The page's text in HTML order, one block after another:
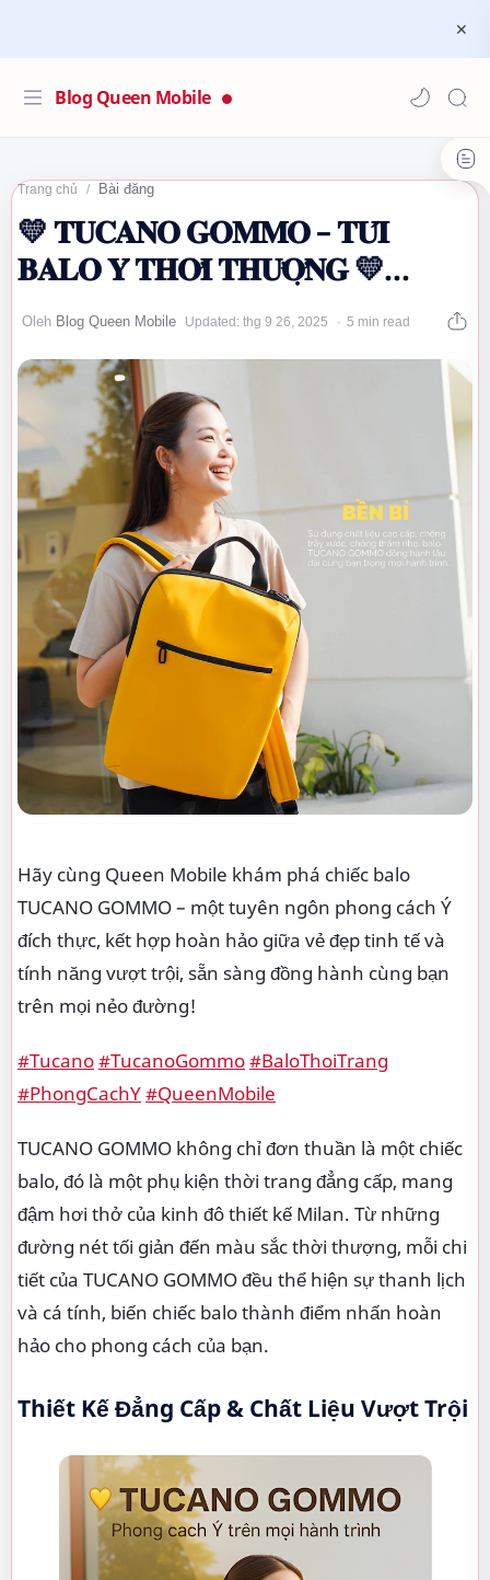
Blog Queen Mobile
Trang chủ Bài đăng
💛 𝐓𝐔𝐂𝐀𝐍𝐎 𝐆𝐎𝐌𝐌𝐎 – 𝐓𝐔́𝐈
𝐁𝐀𝐋𝐎 𝐘́ 𝐓𝐇𝐎̛̀𝐈 𝐓𝐇𝐔̛𝐎̛̣𝐍𝐆 💛
#Tucano…
5 min read
Hãy cùng Queen Mobile khám phá chiếc balo
TUCANO GOMMO – một tuyên ngôn phong cách Ý
đích thực, kết hợp hoàn hảo giữa vẻ đẹp tinh tế và
tính năng vượt trội, sẵn sàng đồng hành cùng bạn
trên mọi nẻo đường!
#Tucano#TucanoGommo#BaloThoiTrang
#PhongCachY#QueenMobile
TUCANO GOMMO không chỉ đơn thuần là một chiếc
balo, đó là một phụ kiện thời trang đẳng cấp, mang
đậm hơi thở của kinh đô thiết kế Milan. Từ những
đường nét tối giản đến màu sắc thời thượng, mỗi chi
tiết của TUCANO GOMMO đều thể hiện sự thanh lịch
và cá tính, biến chiếc balo thành điểm nhấn hoàn
hảo cho phong cách của bạn.
Thiết Kế Đẳng Cấp & Chất Liệu Vượt Trội